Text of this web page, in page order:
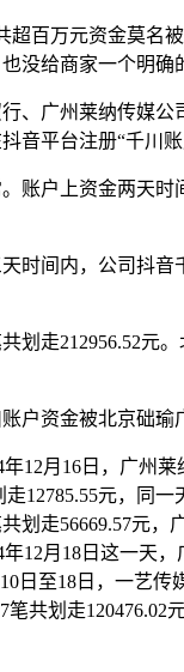
百万元资金莫
没给商家一个明确
、广州莱纳传媒
音平台注册“千川
账户上资金两天
时间内，公司抖
走212956.52元
户资金被北京础
12月16日，广州
12785.55元，同
走56669.57元
12月18日这一天
日至18日，一艺
共划走